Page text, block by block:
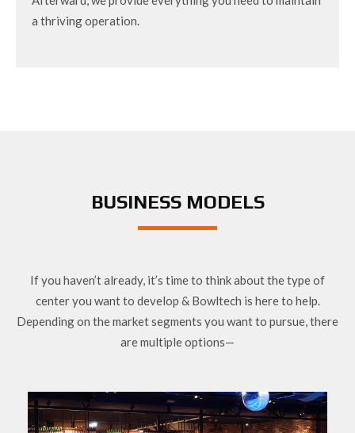
a thriving operation.
BUSINESS MODELS
If you haven’t already, it’s time to think about the type of
center you want to develop & Bowltech is here to help.
Depending on the market segments you want to pursue, there
are multiple options—